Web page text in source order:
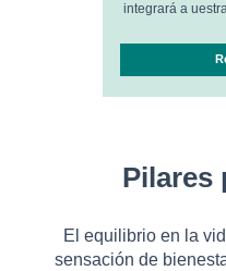
integrará a
Pilares
El equilibrio en la
sensación de